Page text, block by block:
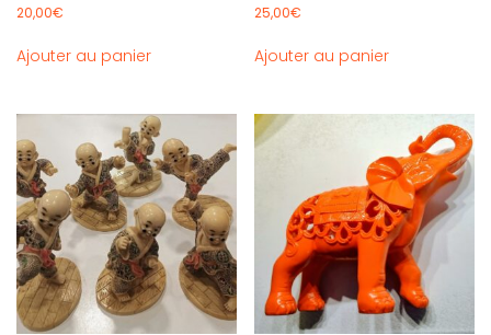
20,00€
Ajouter au panier
25,00€
Ajouter au panier